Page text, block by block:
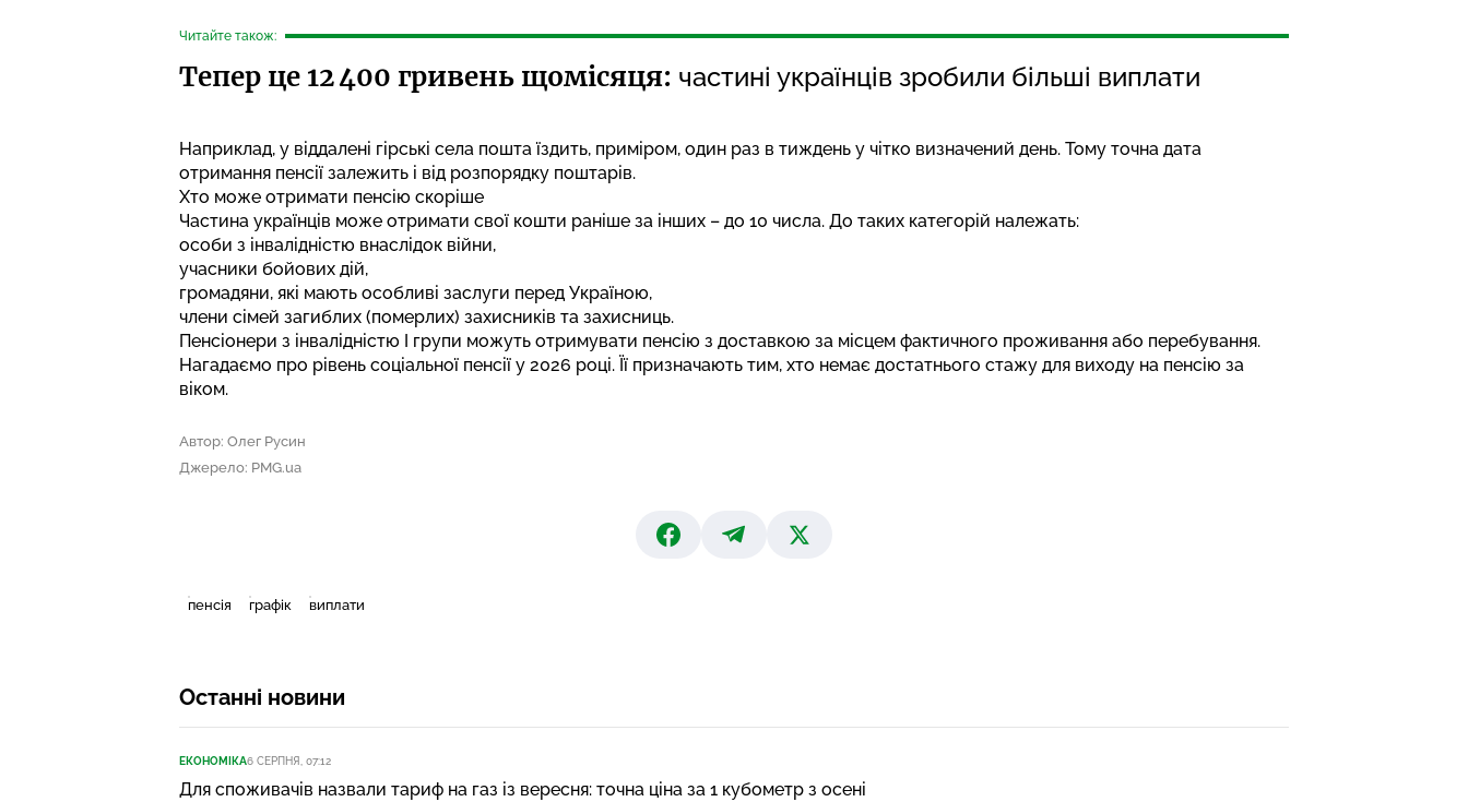
Читайте також:
Тепер це 12 400 гривень щомісяця: частині українців зробили більші виплати
Наприклад, у віддалені гірські села пошта їздить, приміром, один раз в тиждень у чітко визначений день. Тому точна дата
отримання пенсії залежить і від розпорядку поштарів.
Хто може отримати пенсію скоріше
Частина українців може отримати свої кошти раніше за інших – до 10 числа. До таких категорій належать:
особи з інвалідністю внаслідок війни,
учасники бойових дій,
громадяни, які мають особливі заслуги перед Україною,
члени сімей загиблих (померлих) захисників та захисниць.
Пенсіонери з інвалідністю I групи можуть отримувати пенсію з доставкою за місцем фактичного проживання або перебування.
Нагадаємо про рівень соціальної пенсії у 2026 році. Її призначають тим, хто немає достатнього стажу для виходу на пенсію за
віком.
Автор: Олег Русин
Джерело: PMG.ua
пенсія графік виплати
Останні новини
ЕКОНОМІКА6 СЕРПНЯ, 07:12
Для споживачів назвали тариф на газ із вересня: точна ціна за 1 кубометр з осені